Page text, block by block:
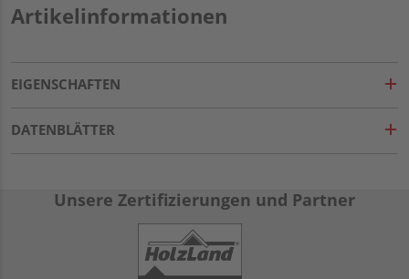
Artikelinformationen
EIGENSCHAFTEN
DATENBLÄTTER
Unsere Zertifizierungen und Partner